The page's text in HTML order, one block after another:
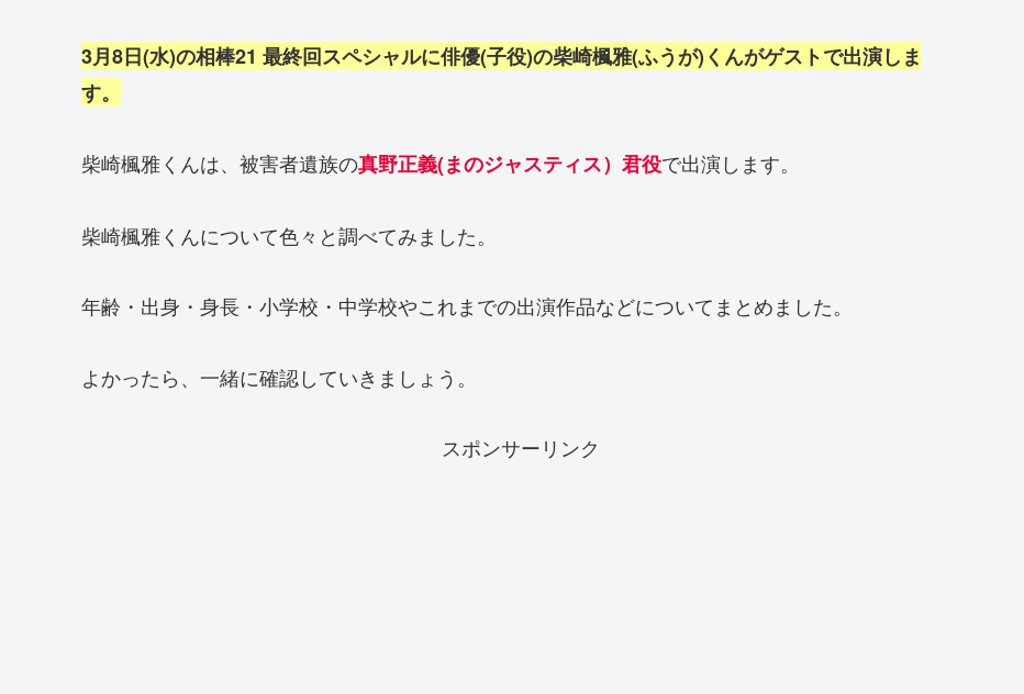
3月8日(水)の相棒21 最終回スペシャルに俳優(子役)の柴崎楓雅(ふうが)くんがゲストで出演しま
す。
柴崎楓雅くんは、被害者遺族の真野正義(まのジャスティス）君役で出演します。
柴崎楓雅くんについて色々と調べてみました。
年齢・出身・身長・小学校・中学校やこれまでの出演作品などについてまとめました。
よかったら、一緒に確認していきましょう。
スポンサーリンク